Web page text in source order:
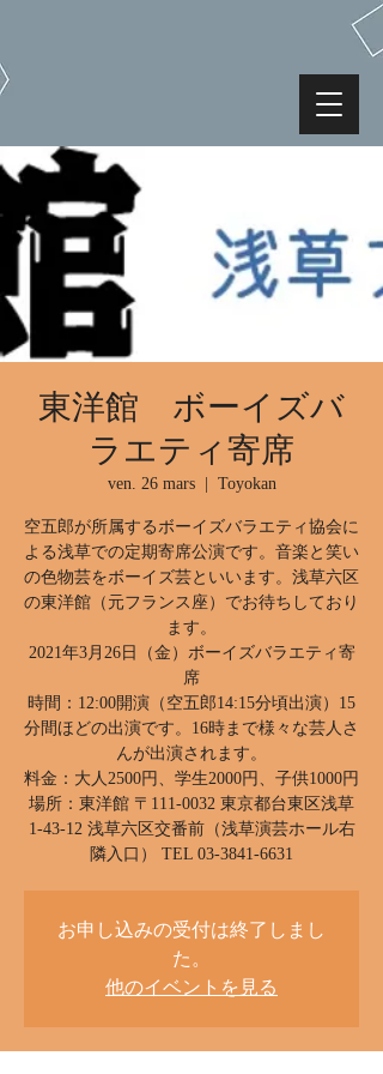
東洋館 ボーイズバ
ラエティ寄席
ven. 26 mars
  |
Toyokan
空五郎が所属するボーイズバラエティ協会に
よる浅草での定期寄席公演です。音楽と笑い
の色物芸をボーイズ芸といいます。浅草六区
の東洋館（元フランス座）でお待ちしており
ます。
2021年3月26日（金）ボーイズバラエティ寄
席
時間：12:00開演（空五郎14:15分頃出演）15
分間ほどの出演です。16時まで様々な芸人さ
んが出演されます。
料金：大人2500円、学生2000円、子供1000円
場所：東洋館 〒111-0032 東京都台東区浅草
1-43-12 浅草六区交番前（浅草演芸ホール右
隣入口） TEL 03-3841-6631
お申し込みの受付は終了しまし
た。
他のイベントを見る